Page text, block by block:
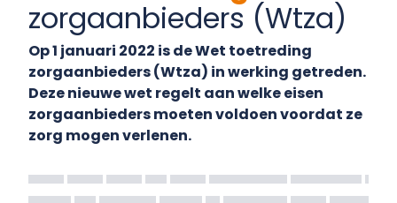
zorgaanbieders (Wtza)
Op 1 januari 2022 is de Wet toetreding
zorgaanbieders (Wtza) in werking getreden.
Deze nieuwe wet regelt aan welke eisen
zorgaanbieders moeten voldoen voordat ze
zorg mogen verlenen.